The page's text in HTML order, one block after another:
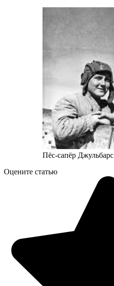
Пёс-сапёр Джульбарс
Оцените статью